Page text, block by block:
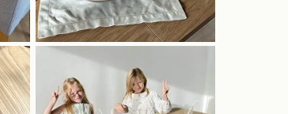
Будем присылать 1 раз в месяц
информацию о наших новинках и
специальных предложениях.
Обещаем не спамить!